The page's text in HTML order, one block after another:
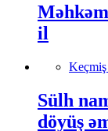
il
Keçmiş
Sülh
döyüş